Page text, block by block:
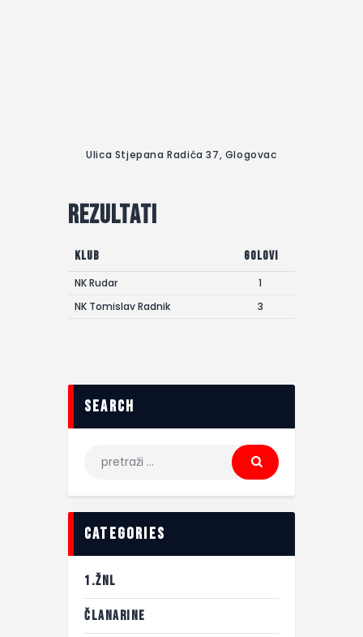
Ulica Stjepana Radića 37, Glogovac
Rezultati
Klub Golovi
NK Rudar
1
NK Tomislav Radnik
3
search
categories
1.ŽNL
ČLANARINE